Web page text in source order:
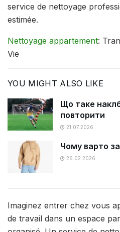
service de nettoyage
estimée.
Nettoyage аppartement:
Vie
YOU MIGHT ALSO LIKE
Що таке
повторити
21.07.2026
Чому варто
26.02.2026
Imaginez entrer chez vous
de travail dans un espace